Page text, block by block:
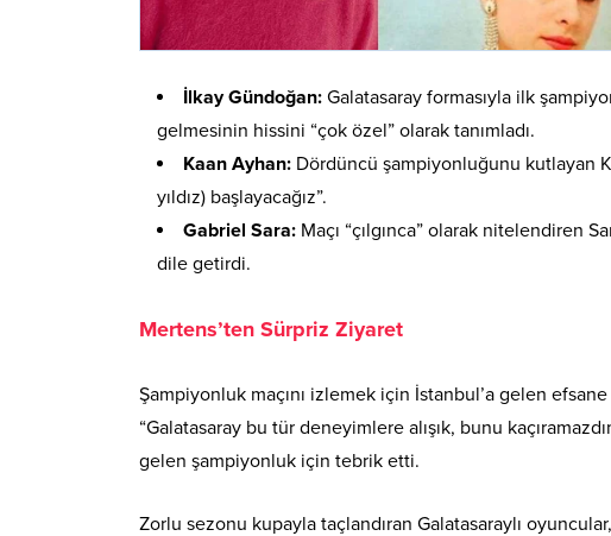
İlkay Gündoğan: Galatasaray formasıyla ilk
gelmesinin hissini “çok özel” olarak tanımladı.
Kaan Ayhan: Dördüncü şampiyonluğunu kutlayan
yıldız) başlayacağız”.
Gabriel Sara: Maçı “çılgınca” olarak nitelendiren
dile getirdi.
Mertens’ten Sürpriz Ziyaret
Şampiyonluk maçını izlemek için İstanbul’a gelen
“Galatasaray bu tür deneyimlere alışık, bunu
gelen şampiyonluk için tebrik etti.
Zorlu sezonu kupayla taçlandıran Galatasaraylı